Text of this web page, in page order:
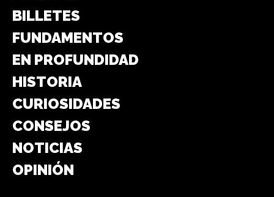
BILLETES
FUNDAMENTOS
EN PROFUNDIDAD
HISTORIA
CURIOSIDADES
CONSEJOS
NOTICIAS
OPINIÓN